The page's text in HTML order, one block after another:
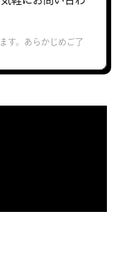
す。あらかじめご了